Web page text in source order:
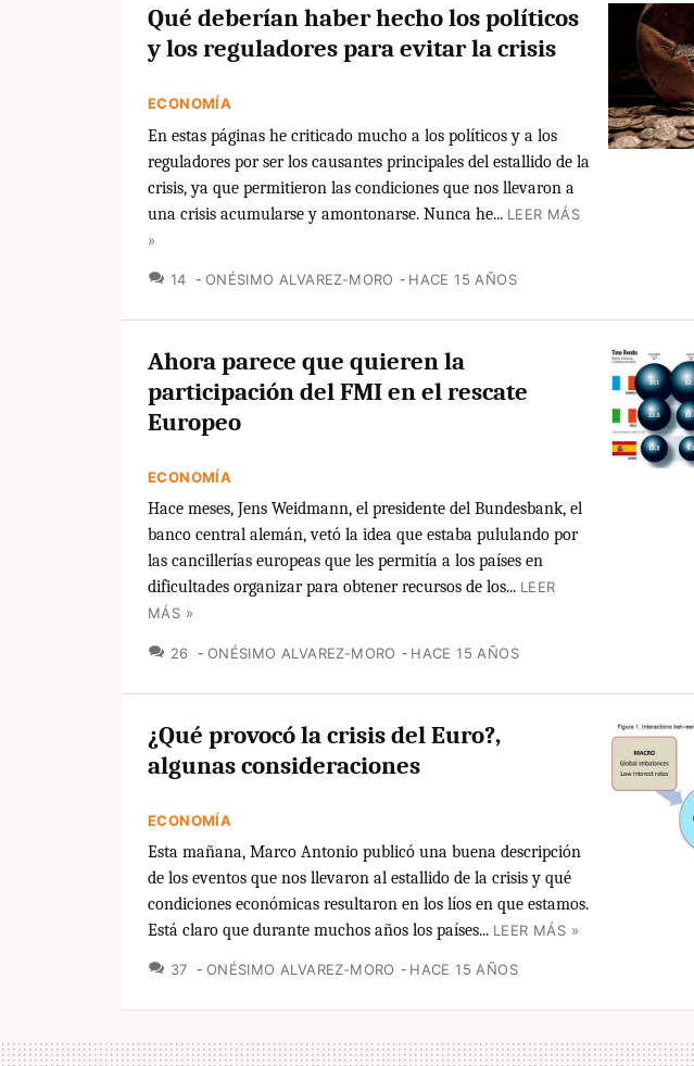
Qué deberían haber hecho los políticos
y los reguladores para evitar la crisis
ECONOMÍA
En estas páginas he criticado mucho a los políticos y a los
reguladores por ser los causantes principales del estallido de la
crisis, ya que permitieron las condiciones que nos llevaron a
una crisis acumularse y amontonarse. Nunca he... LEER MÁS
»
14 COMENTARIOS
ONÉSIMO ALVAREZ-MORO HACE 15 AÑOS
Ahora parece que quieren la
participación del FMI en el rescate
Europeo
ECONOMÍA
Hace meses, Jens Weidmann, el presidente del Bundesbank, el
banco central alemán, vetó la idea que estaba pululando por
las cancillerías europeas que les permitía a los países en
dificultades organizar para obtener recursos de los... LEER
MÁS »
26 COMENTARIOS
ONÉSIMO ALVAREZ-MORO HACE 15 AÑOS
¿Qué provocó la crisis del Euro?,
algunas consideraciones
ECONOMÍA
Esta mañana, Marco Antonio publicó una buena descripción
de los eventos que nos llevaron al estallido de la crisis y qué
condiciones económicas resultaron en los líos en que estamos.
Está claro que durante muchos años los países... LEER MÁS »
37 COMENTARIOS
ONÉSIMO ALVAREZ-MORO HACE 15 AÑOS